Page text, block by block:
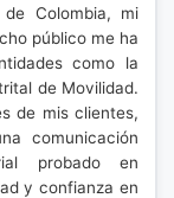
Colombia, mi
público me ha
como la
de Movilidad.
de mis clientes,
comunicación
probado en
y confianza en